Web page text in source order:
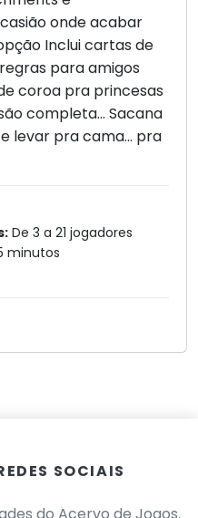
onde acabar
Inclui cartas de
para amigos
coroa pra princesas
completa... Sacana
levar pra cama… pra
De 3 a 21 jogadores
minutos
SOCIAIS
do Acervo de Jogos.